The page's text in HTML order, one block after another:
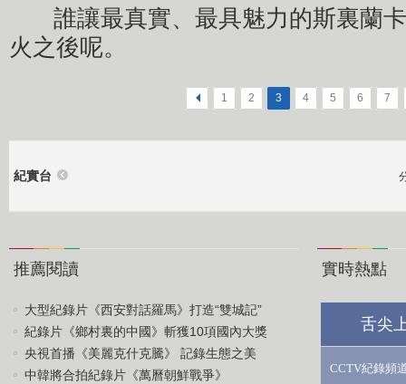
誰讓最真實、最具魅力的斯裏蘭卡
火之後呢。
< 1 2 3 4 5 6 7
紀實台
推薦閱讀
大型紀錄片《西安對話羅馬》打造“雙城記”
紀錄片《鄉村裏的中國》斬獲10項國內大獎
央視首播《美麗克什克騰》 記錄生態之美
中韓將合拍紀錄片《萬曆朝鮮戰爭》
實時熱點
舌尖
CCTV紀錄頻